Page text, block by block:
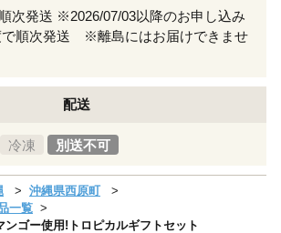
次発送 ※2026/07/03以降のお申し込み
で順次発送 ※離島にはお届けできませ
配送
冷凍 別送不可
沖縄県西原町
一覧
ンゴー使用!トロピカルギフトセット